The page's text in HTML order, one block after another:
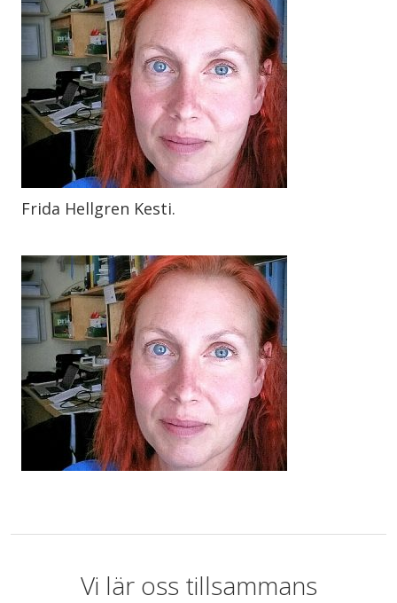
Frida Hellgren Kesti.
Vi lär oss tillsammans